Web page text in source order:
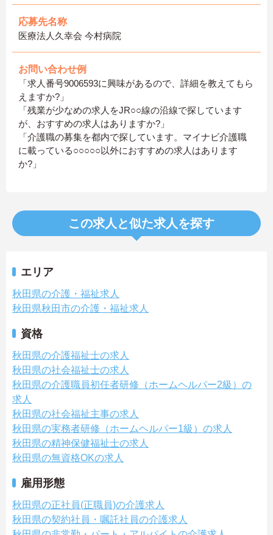
応募先名称
医療法人久幸会 今村病院
お問い合わせ例
「求人番号9006593に興味があるので、詳細を教えてもら
えますか?」
「残業が少なめの求人をJR○○線の沿線で探しています
が、おすすめの求人はありますか?」
「介護職の募集を都内で探しています。マイナビ介護職
に載っている○○○○○以外におすすめの求人はあります
か?」
この求人と似た求人を探す
エリア
秋田県の介護・福祉求人
秋田県秋田市の介護・福祉求人
資格
秋田県の介護福祉士の求人
秋田県の社会福祉士の求人
秋田県の介護職員初任者研修（ホームヘルパー2級）の
求人
秋田県の社会福祉主事の求人
秋田県の実務者研修（ホームヘルパー1級）の求人
秋田県の精神保健福祉士の求人
秋田県の無資格OKの求人
雇用形態
秋田県の正社員(正職員)の介護求人
秋田県の契約社員・嘱託社員の介護求人